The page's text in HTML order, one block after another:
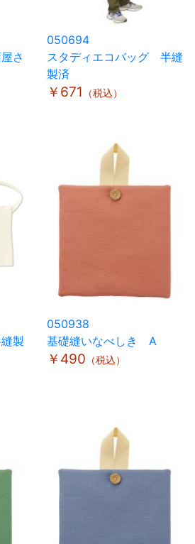
さ
050694
スタディエコバッグ 半縫
製済
￥671 （税込）
製
050938
基礎縫いなべしき A
￥490 （税込）